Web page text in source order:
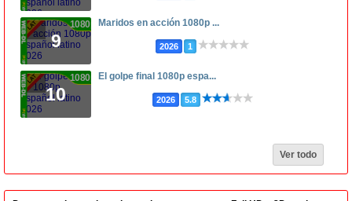
9
1080p Maridos en acción 1080p ...
2026 1
10
1080p El golpe final 1080p espa...
2026 5.8
Ver todo